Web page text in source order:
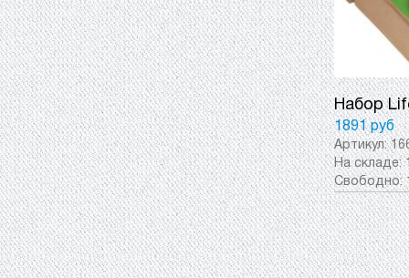
Набор
1891 руб
Артикул:
На складе:
Свободно: